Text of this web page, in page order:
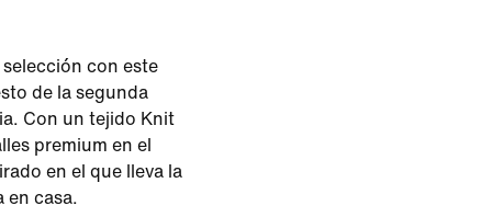
con este
de la segunda
Con un tejido Knit
premium en el
en el que lleva la
en casa.